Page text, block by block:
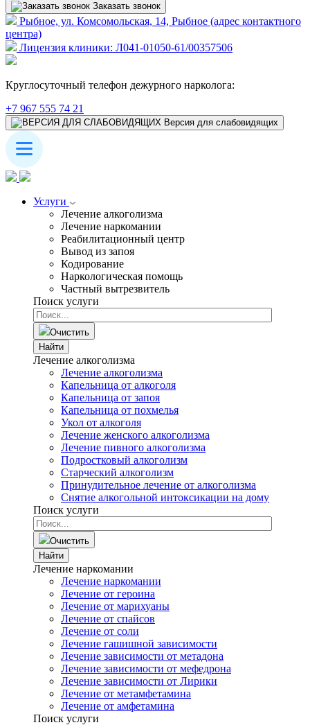
Заказать звонок
Рыбное, ул. Комсомольская, 14, Рыбное (адрес контактного
центра)
Лицензия клиники: Л041-01050-61/00357506
Круглосуточный телефон дежурного нарколога:
+7 967 555 74 21
Версия для слабовидящих
Услуги
Лечение алкоголизма
Лечение наркомании
Реабилитационный центр
Вывод из запоя
Кодирование
Наркологическая помощь
Частный вытрезвитель
Поиск услуги
Очистить
Найти
Лечение алкоголизма
Лечение алкоголизма
Капельница от алкоголя
Капельница от запоя
Капельница от похмелья
Укол от алкоголя
Лечение женского алкоголизма
Лечение пивного алкоголизма
Подростковый алкоголизм
Старческий алкоголизм
Принудительное лечение от алкоголизма
Снятие алкогольной интоксикации на дому
Поиск услуги
Очистить
Найти
Лечение наркомании
Лечение наркомании
Лечение от героина
Лечение от марихуаны
Лечение от спайсов
Лечение от соли
Лечение гашишной зависимости
Лечение зависимости от метадона
Лечение зависимости от мефедрона
Лечение зависимости от Лирики
Лечение от метамфетамина
Лечение от амфетамина
Поиск услуги